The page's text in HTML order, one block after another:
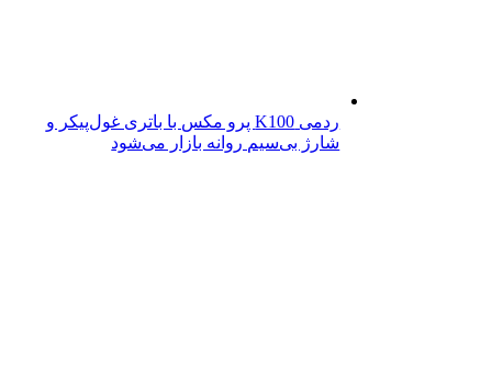
ردمی K100 پرو مکس با باتری غول‌پیکر و
شارژ بی‌سیم روانه بازار می‌شود